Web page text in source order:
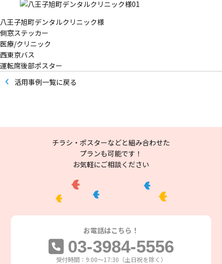
八王子旭町デンタルクリニック様
側窓ステッカー
医療/クリニック
西東京バス
運転席後部ポスター
活用事例一覧に戻る
チラシ・ポスターなどと組み合わせた
プランも可能です！
お気軽にご相談ください
お電話はこちら！
03-3984-5556
受付時間：9:00～17:30（土日祝を除く）